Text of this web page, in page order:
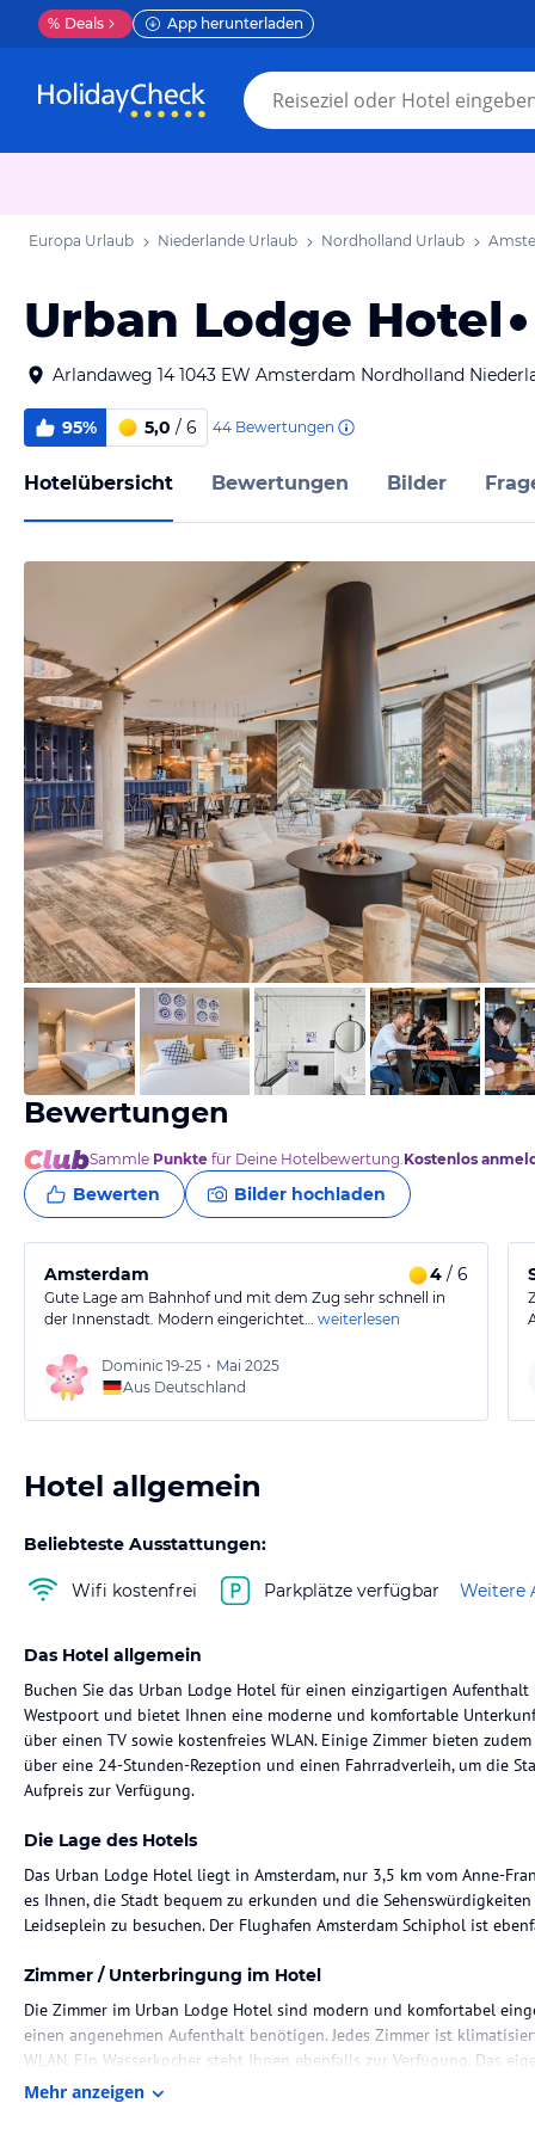
% Deals App herunterladen
Europa Urlaub Niederlande Urlaub Nordholland Urlaub
Urban Lodge Hotel
Arlandaweg 14 1043 EW Amsterdam Nordholland
95% 5,0 / 6 44 Bewertungen
Hotelübersicht Bewertungen Bilder
von Expedia
Bewertungen
Sammle Punkte für Deine Hotelbewertung.Kostenlos
Bewerten Bilder hochladen
Amsterdam 4 / 6
Gute Lage am Bahnhof und mit dem Zug sehr schnell in
der Innenstadt. Modern eingerichtet… weiterlesen
Dominic 19-25 • Mai 2025
Aus Deutschland
Hotel allgemein
Beliebteste Ausstattungen:
Wifi kostenfrei Parkplätze verfügbar Weitere
Das Hotel allgemein
Buchen Sie das Urban Lodge Hotel für einen einzigartigen
Westpoort und bietet Ihnen eine moderne und komfortable
über einen TV sowie kostenfreies WLAN. Einige Zimmer bieten
über eine 24-Stunden-Rezeption und einen Fahrradverleih, um die
Aufpreis zur Verfügung.
Die Lage des Hotels
Das Urban Lodge Hotel liegt in Amsterdam, nur 3,5 km vom Anne-
es Ihnen, die Stadt bequem zu erkunden und die
Leidseplein zu besuchen. Der Flughafen Amsterdam Schiphol ist
Zimmer / Unterbringung im Hotel
Die Zimmer im Urban Lodge Hotel sind modern und komfortabel
einen angenehmen Aufenthalt benötigen. Jedes Zimmer ist
WLAN. Ein Wasserkocher steht Ihnen ebenfalls zur Verfügung. Das
Pflegeprodukten und einem Haartrockner ausgestattet.
Mehr anzeigen